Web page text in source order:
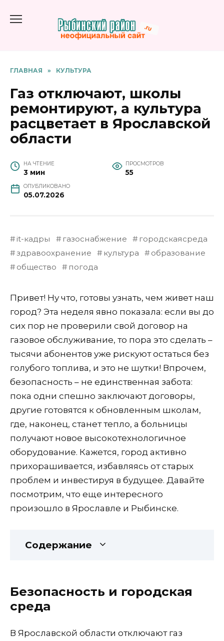
содержанию
ГЛАВНАЯ » КУЛЬТУРА
Газ отключают, школы
ремонтируют, а культура
расцветает в Ярославской
области
НА ЧТЕНИЕ
3 мин
ПРОСМОТРОВ
55
ОПУБЛИКОВАНО
05.07.2026
it-кадры газоснабжение
городскаясреда
здравоохранение
культура
образование
общество
погода
Привет! Ну что, готовы узнать, чем живет наш
город? Эта неделя явно показала: если вы до
сих пор не проверили свой договор на
газовое обслуживание, то пора это сделать –
тысячи абонентов уже рискуют остаться без
голубого топлива, и это не шутки! Впрочем,
безопасность – не единственная забота:
пока одни спешно заключают договоры,
другие готовятся к обновленным школам,
где, наконец, станет тепло, а больницы
получают новое высокотехнологичное
оборудование. Кажется, город активно
прихорашивается, избавляясь от старых
проблем и инвестируя в будущее. Давайте
посмотрим, что еще интересного
произошло в Ярославле и Рыбинске.
Содержание
Безопасность и городская
среда
В Ярославской области отключают газ